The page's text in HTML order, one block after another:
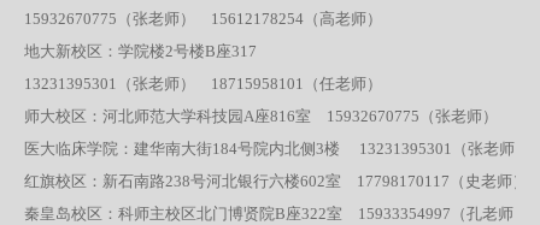
15932670775（张老师） 15612178254（高老师）
地大新校区：学院楼2号楼B座317
13231395301（张老师） 18715958101（任老师）
师大校区：河北师范大学科技园A座816室 15932670775（张老师）
医大临床学院：建华南大街184号院内北侧3楼 13231395301（张老师
红旗校区：新石南路238号河北银行六楼602室 17798170117（史老师）
秦皇岛校区：科师主校区北门博贤院B座322室 15933354997（孔老师）